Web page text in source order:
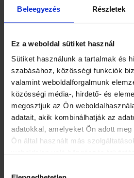
Beleegyezés Részletek
Ez a weboldal sütiket használ
Sütiket használunk a tartalmak és
szabásához, közösségi funkciók
valamint weboldalforgalmunk
közösségi média-, hirdető- és
megosztjuk az Ön
adatait, akik kombinálhatják az
adatokkal, amelyeket Ön adott
Ön által használt más
információ: https://www.suzuki.hu/
Egyes személyes adatainak
kötelesek lehetünk. Az információk
kötelezettségek teljesítését. Az
tájékoztatjuk Önt, hogy valamely
kötelező-e, illetve annak
következményekkel jár.
1.1. Közvetlenül Öntől gyűjtött
Az alábbi kategóriákba tartozó
közvetlenül Öntől: